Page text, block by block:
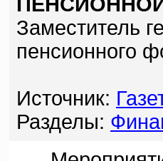
Заместитель
пенсионного
Источник:
Разделы: